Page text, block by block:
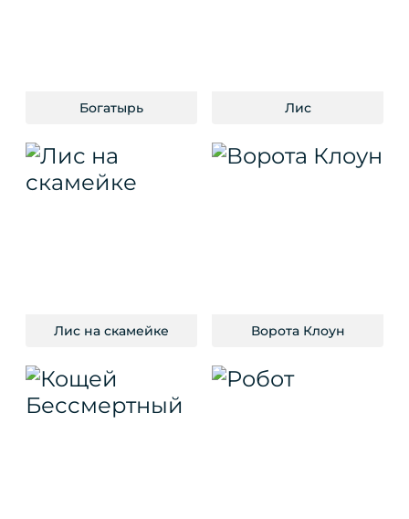
Богатырь Лис
Лис на скамейке Ворота Клоун